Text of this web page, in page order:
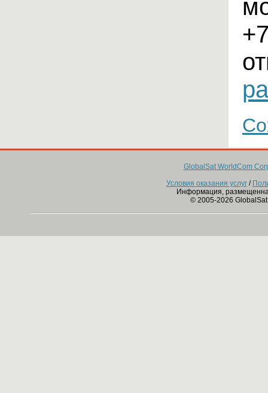
GlobalSat WorldCom
Условия оказания услуг/
Информация,
© 2005-2026